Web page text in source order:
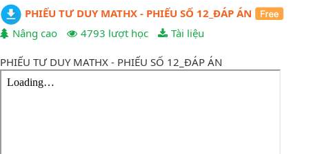
PHIẾU TƯ DUY MATHX - PHIẾU SỐ 12_ĐÁP ÁN
Nâng cao
4793 lượt học Tài liệu
PHIẾU TƯ DUY MATHX - PHIẾU SỐ 12_ĐÁP ÁN